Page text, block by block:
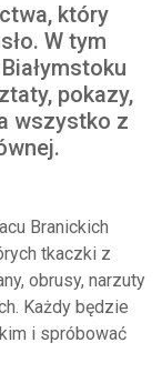
który
W tym
pokazy,
wszystko z
Branickich
tkaczki z
obrusy, narzuty
Każdy będzie
i spróbować